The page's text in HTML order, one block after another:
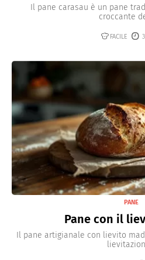
Il pane carasau è un pane
croccante
FACILE
PANE
Pane con il
Il pane artigianale con lievito